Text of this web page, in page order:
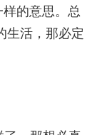
的意思。总
生活，那必定